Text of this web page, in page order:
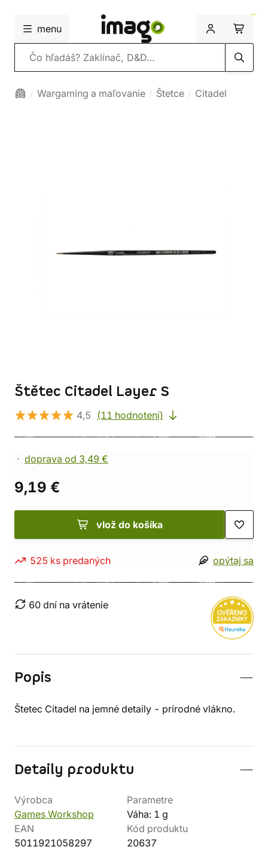
menu
Vyhľadávanie
Wargaming a maľovanie Štetce Citadel
Štětec Citadel Layer S
4,5 (11 hodnotení)
doprava od 3,49 €
9,19 €
vlož do košíka
525 ks predaných opýtaj sa
60 dní na vrátenie
Popis
Štetec Citadel na jemné detaily - prírodné vlákno.
Detaily produktu
Výrobca
Games Workshop
Parametre
Váha: 1 g
EAN
5011921058297
Kód produktu
20637